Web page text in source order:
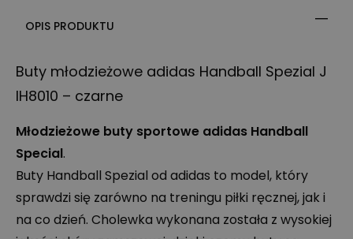
OPIS PRODUKTU
Buty młodzieżowe adidas Handball Spezial J
IH8010 – czarne
Młodzieżowe buty sportowe adidas Handball
Special.
Buty Handball Spezial od adidas to model, który
sprawdzi się zarówno na treningu piłki ręcznej, jak i
na co dzień. Cholewka wykonana została z wysokiej